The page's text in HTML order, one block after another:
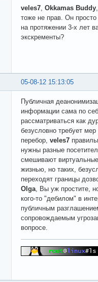
veles7 Okkamas Buddy
тоже не прав. Он
на протяжении 3-х лет
экскременты?
05-08-12 15:13:05
Публичная
информации сама по
рассматриваться как
безусловно требует
перебор, veles7
нужны разные
смешивают
жизнью, но таких,
переходят границы
Olga , Вы уж простите,
кого-то "дебилом" в
публичным
сопровождаемым
вопросе.